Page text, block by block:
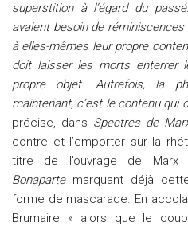
superstition à l’égard du
avaient besoin de
à elles-mêmes leur propre
doit laisser les morts enterrer
propre objet. Autrefois, la
maintenant, c’est le contenu qui
précise, dans Spectres de
contre et l’emporter sur la
titre de l’ouvrage de Marx
Bonapartemarquant déjà
forme de mascarade. En
Brumaire » alors que le